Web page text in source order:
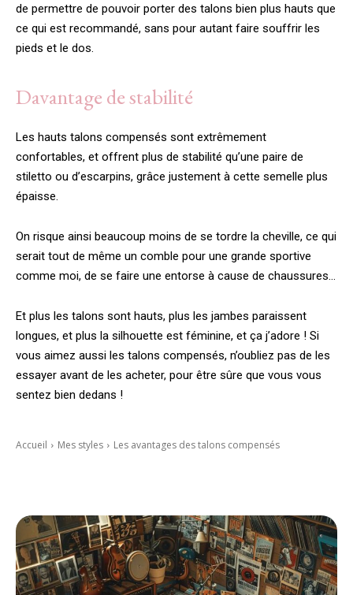
de permettre de pouvoir porter des talons bien plus hauts que
ce qui est recommandé, sans pour autant faire souffrir les
pieds et le dos.
Davantage de stabilité
Les hauts talons compensés sont extrêmement
confortables, et offrent plus de stabilité qu’une paire de
stiletto ou d’escarpins, grâce justement à cette semelle plus
épaisse.
On risque ainsi beaucoup moins de se tordre la cheville, ce qui
serait tout de même un comble pour une grande sportive
comme moi, de se faire une entorse à cause de chaussures…
Et plus les talons sont hauts, plus les jambes paraissent
longues, et plus la silhouette est féminine, et ça j’adore ! Si
vous aimez aussi les talons compensés, n’oubliez pas de les
essayer avant de les acheter, pour être sûre que vous vous
sentez bien dedans !
Accueil Mes styles Les avantages des talons compensés